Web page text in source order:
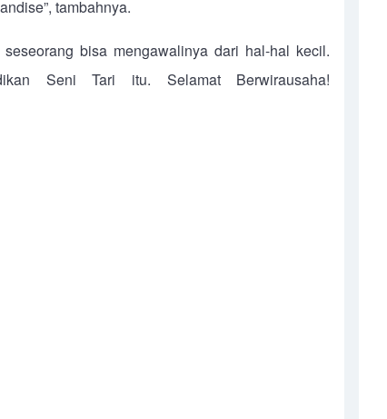
tambahnya.
bisa mengawalinya dari hal-hal kecil.
Seni Tari itu. Selamat Berwirausaha!